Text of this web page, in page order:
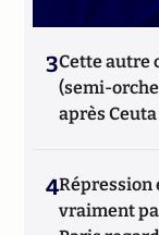
3Cette autre
(semi-
après Ceuta
4Répression
vraiment